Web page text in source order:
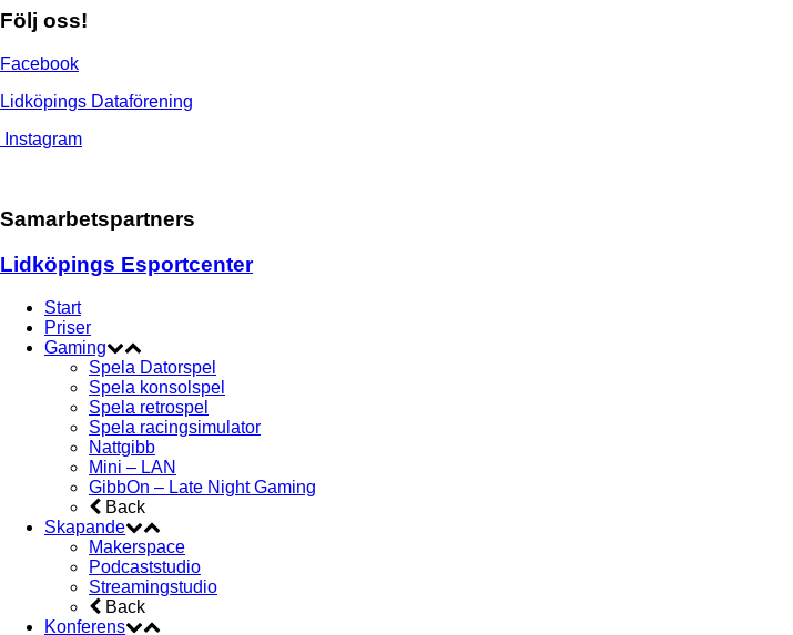
Följ oss!
Facebook
Lidköpings Dataförening
Instagram
Samarbetspartners
Lidköpings Esportcenter
Start
Priser
Gaming
Spela Datorspel
Spela konsolspel
Spela retrospel
Spela racingsimulator
Nattgibb
Mini – LAN
GibbOn – Late Night Gaming
Back
Skapande
Makerspace
Podcaststudio
Streamingstudio
Back
Konferens